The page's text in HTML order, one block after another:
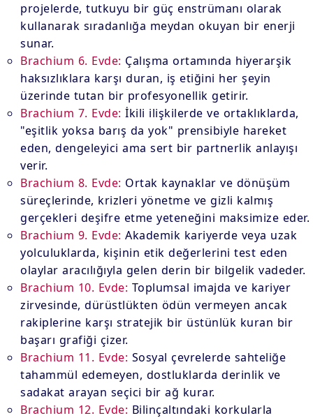
projelerde, tutkuyu bir güç enstrümanı olarak
kullanarak sıradanlığa meydan okuyan bir enerji
sunar.
Brachium 6. Evde: Çalışma ortamında hiyerarşik
haksızlıklara karşı duran, iş etiğini her şeyin
üzerinde tutan bir profesyonellik getirir.
Brachium 7. Evde: İkili ilişkilerde ve ortaklıklarda,
"eşitlik yoksa barış da yok" prensibiyle hareket
eden, dengeleyici ama sert bir partnerlik anlayışı
verir.
Brachium 8. Evde: Ortak kaynaklar ve dönüşüm
süreçlerinde, krizleri yönetme ve gizli kalmış
gerçekleri deşifre etme yeteneğini maksimize eder.
Brachium 9. Evde: Akademik kariyerde veya uzak
yolculuklarda, kişinin etik değerlerini test eden
olaylar aracılığıyla gelen derin bir bilgelik vadeder.
Brachium 10. Evde: Toplumsal imajda ve kariyer
zirvesinde, dürüstlükten ödün vermeyen ancak
rakiplerine karşı stratejik bir üstünlük kuran bir
başarı grafiği çizer.
Brachium 11. Evde: Sosyal çevrelerde sahteliğe
tahammül edemeyen, dostluklarda derinlik ve
sadakat arayan seçici bir ağ kurar.
Brachium 12. Evde: Bilinçaltındaki korkularla